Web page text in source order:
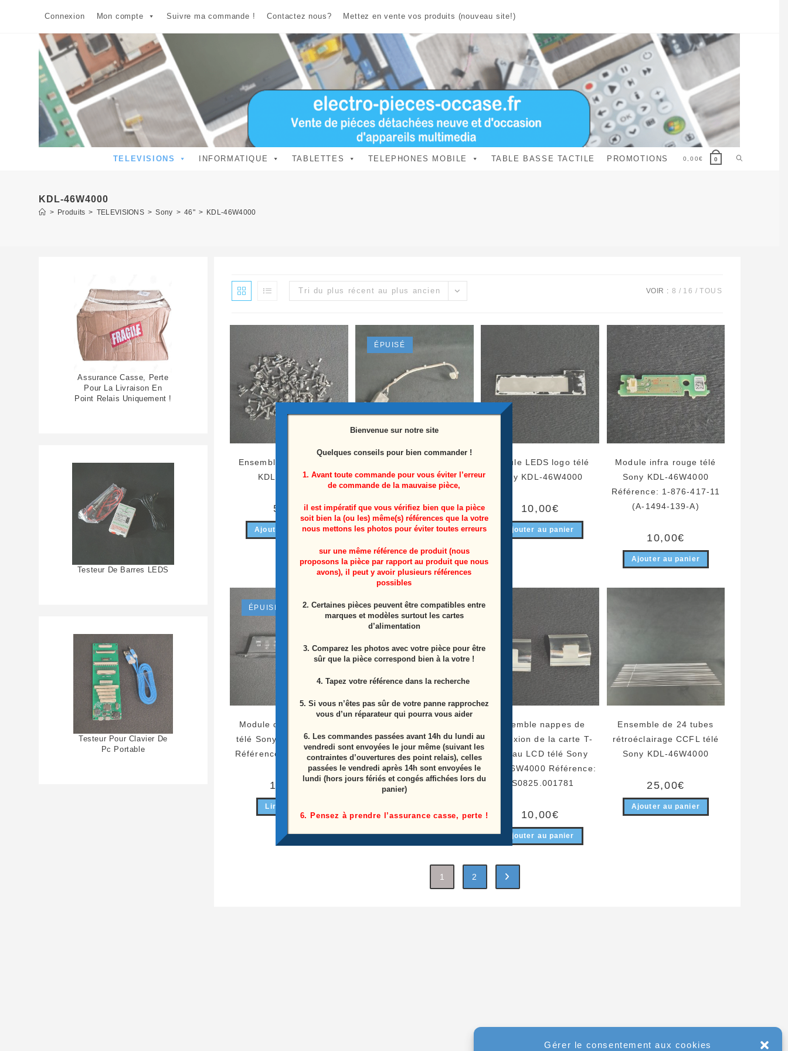
Gérer le consentement aux cookies
Connexion Mon compte Suivre ma commande ! Contactez nous? Mettez en vente vos produits (nouveau site!)
TELEVISIONS INFORMATIQUE TABLETTES TELEPHONES MOBILE TABLE BASSE TACTILE PROMOTIONS 0,00€ 0 Toggle
KDL-46W4000
> Produits > TELEVISIONS > Sony > 46" > KDL-46W4000
Tri du plus récent au plus ancien VOIR : 8 16 TOUS
Ensemble vis télé Sony
KDL-46W4000
5,00 €
Ajouter au panier
ÉPUISÉ
Sony KDL-46W4000
Référence: 06GEEG3QM
(1-821-909-11)
Lire la suite
Module LEDS logo télé
Sony KDL-46W4000
10,00€
Ajouter au panier
Module infra rouge télé
Sony KDL-46W4000
Référence: 1-876-417-11
(A-1494-139-A)
10,00€
Ajouter au panier
ÉPUISÉ
Module de commandes
télé Sony KDL-46W4000
Référence: BQK970002A
15,00
Lire la suite
Sony KDL-46W4000
Référence: 1-876-416-11
(172963611)
Ensemble nappes de
connexion de la carte T-
Con au LCD télé Sony
KDL-46W4000 Référence:
YS0825.001781
10,00€
Ajouter au panier
Ensemble de 24 tubes
rétroéclairage CCFL télé
Sony KDL-46W4000
25,00€
Ajouter au panier
1 2
Assurance Casse, Perte
Pour La Livraison En
Point Relais Uniquement !
Testeur De Barres LEDS
Testeur Pour Clavier De
Pc Portable
Bienvenue sur notre site
Quelques conseils pour bien commander !
1. Avant toute commande pour vous éviter l’erreur
de commande de la mauvaise pièce,
il est impératif que vous vérifiez bien que la pièce
soit bien la (ou les) même(s) références que la votre
nous mettons les photos pour éviter toutes erreurs
sur une même référence de produit (nous
proposons la pièce par rapport au produit que nous
avons), il peut y avoir plusieurs références
possibles
2. Certaines pièces peuvent être compatibles entre
marques et modèles surtout les cartes
d’alimentation
3. Comparez les photos avec votre pièce pour être
sûr que la pièce correspond bien à la votre !
4. Tapez votre référence dans la recherche
5. Si vous n’êtes pas sûr de votre panne rapprochez
vous d’un réparateur qui pourra vous aider
6. Les commandes passées avant 14h du lundi au
vendredi sont envoyées le jour même (suivant les
contraintes d’ouvertures des point relais), celles
passées le vendredi après 14h sont envoyées le
lundi (hors jours fériés et congés affichées lors du
panier)
6. Pensez à prendre l’assurance casse, perte !